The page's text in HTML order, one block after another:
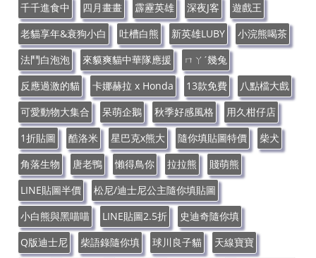
千千進食中
四月畫畫 霹靂英雄 深夜J客
遊戲王
老貓享年&衰狗小白
吐槽白熊 新英雄LUBY
小浣熊喝茶
法鬥白泡泡
來貘爽貓中華隊應援
ㄇㄚˊ幾兔
反應過激的貓
卡娜赫拉 x Honda 13款免費
八點檔大戲
可愛動物大集合
呆萌企鵝 秋季好感風格
用久柑仔店
1折貼圖
酷洛米 星巴克x熊大 隨你填貼圖特價
柴犬
角落生物
唐老鴨 懶得鳥你 拉拉熊
賤萌熊
LINE貼圖半價
松尼/迪士尼公主隨你填貼圖
小白熊與黑喵喵
LINE貼圖2.5折
史迪奇隨你填
Q版迪士尼
柴語錄隨你填 球川良子貓
天線寶寶